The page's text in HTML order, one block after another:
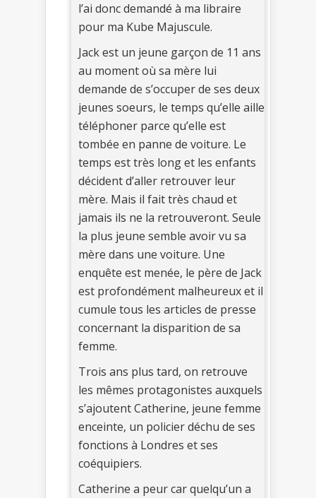
l’ai donc demandé à ma libraire
pour ma Kube Majuscule.
Jack est un jeune garçon de 11 ans
au moment où sa mère lui
demande de s’occuper de ses deux
jeunes soeurs, le temps qu’elle aille
téléphoner parce qu’elle est
tombée en panne de voiture. Le
temps est très long et les enfants
décident d’aller retrouver leur
mère. Mais il fait très chaud et
jamais ils ne la retrouveront. Seule
la plus jeune semble avoir vu sa
mère dans une voiture. Une
enquête est menée, le père de Jack
est profondément malheureux et il
cumule tous les articles de presse
concernant la disparition de sa
femme.
Trois ans plus tard, on retrouve
les mêmes protagonistes auxquels
s’ajoutent Catherine, jeune femme
enceinte, un policier déchu de ses
fonctions à Londres et ses
coéquipiers.
Catherine a peur car quelqu’un a